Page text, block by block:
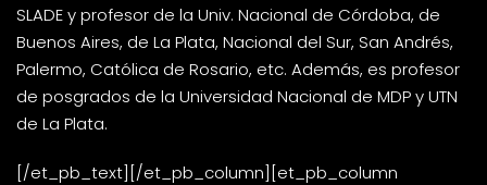
SLADE y profesor de la Univ. Nacional de Córdoba, de
Buenos Aires, de La Plata, Nacional del Sur, San Andrés,
Palermo, Católica de Rosario, etc. Además, es profesor
de posgrados de la Universidad Nacional de MDP y UTN
de La Plata.
[/et_pb_text][/et_pb_column][et_pb_column